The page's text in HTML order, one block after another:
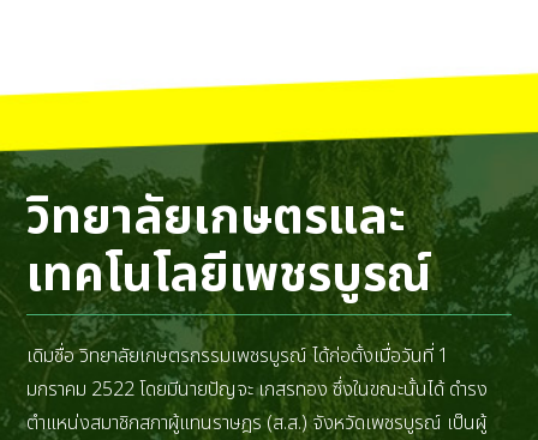
วิทยาลัยเกษตรและ
เทคโนโลยีเพชรบูรณ์
เดิมชื่อ วิทยาลัยเกษตรกรรมเพชรบูรณ์ ได้ก่อตั้งเมื่อวันที่ 1
มกราคม 2522 โดยมีนายปัญจะ เกสรทอง ซึ่งในขณะนั้นได้ ดำรง
ตำแหน่งสมาชิกสภาผู้แทนราษฎร (ส.ส.) จังหวัดเพชรบูรณ์ เป็นผู้